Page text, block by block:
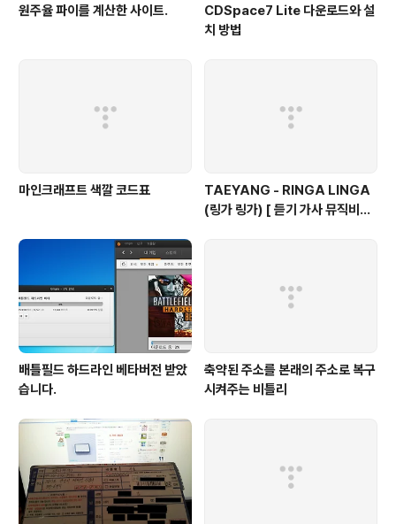
원주율 파이를 계산한 사이트.
CDSpace7 Lite 다운로드와 설
치 방법
마인크래프트 색깔 코드표
TAEYANG - RINGA LINGA
(링가 링가) [ 듣기 가사 뮤직비디
배틀필드 하드라인 베타버전 받았
습니다.
축약된 주소를 본래의 주소로 복구
시켜주는 비틀리